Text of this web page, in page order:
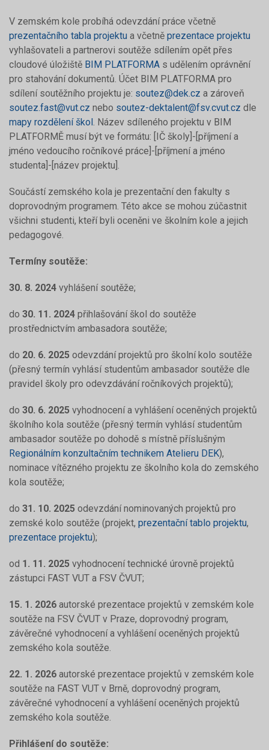
V zemském kole probíhá odevzdání práce včetně
prezentačního tabla projektu a včetně prezentace projektu
vyhlašovateli a partnerovi soutěže sdílením opět přes
cloudové úložiště BIM PLATFORMA s udělením oprávnění
pro stahování dokumentů. Účet BIM PLATFORMA pro
sdílení soutěžního projektu je: soutez@dek.cz a zároveň
soutez.fast@vut.cz nebo soutez-dektalent@fsv.cvut.cz dle
mapy rozdělení škol. Název sdíleného projektu v BIM
PLATFORMĚ musí být ve formátu: [IČ školy]-[příjmení a
jméno vedoucího ročníkové práce]-[příjmení a jméno
studenta]-[název projektu].
Součástí zemského kola je prezentační den fakulty s
doprovodným programem. Této akce se mohou zúčastnit
všichni studenti, kteří byli oceněni ve školním kole a jejich
pedagogové.
Termíny soutěže:
30. 8. 2024 vyhlášení soutěže;
do 30. 11. 2024 přihlašování škol do soutěže
prostřednictvím ambasadora soutěže;
do 20. 6. 2025 odevzdání projektů pro školní kolo soutěže
(přesný termín vyhlásí studentům ambasador soutěže dle
pravidel školy pro odevzdávání ročníkových projektů);
do 30. 6. 2025 vyhodnocení a vyhlášení oceněných projektů
školního kola soutěže (přesný termín vyhlásí studentům
ambasador soutěže po dohodě s místně příslušným
Regionálním konzultačním technikem Atelieru DEK),
nominace vítězného projektu ze školního kola do zemského
kola soutěže;
do 31. 10. 2025 odevzdání nominovaných projektů pro
zemské kolo soutěže (projekt, prezentační tablo projektu,
prezentace projektu);
od 1. 11. 2025 vyhodnocení technické úrovně projektů
zástupci FAST VUT a FSV ČVUT;
15. 1. 2026 autorské prezentace projektů v zemském kole
soutěže na FSV ČVUT v Praze, doprovodný program,
závěrečné vyhodnocení a vyhlášení oceněných projektů
zemského kola soutěže.
22. 1. 2026 autorské prezentace projektů v zemském kole
soutěže na FAST VUT v Brně, doprovodný program,
závěrečné vyhodnocení a vyhlášení oceněných projektů
zemského kola soutěže.
Přihlášení do soutěže: